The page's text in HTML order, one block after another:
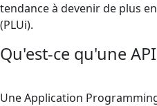
tendance à devenir de plus
(PLUi).
Qu'est-ce qu'une
Une Application